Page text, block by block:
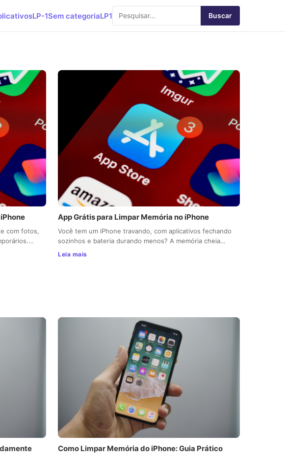
LP-1Sem categoriaLP1 Buscar
com fotos,
App Grátis para Limpar Memória no iPhone
Você tem um iPhone travando, com aplicativos fechando
sozinhos e bateria durando menos? A memória cheia…
Leia mais
Como Limpar Memória do iPhone: Guia Prático